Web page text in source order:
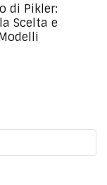
di Pikler:
Scelta e